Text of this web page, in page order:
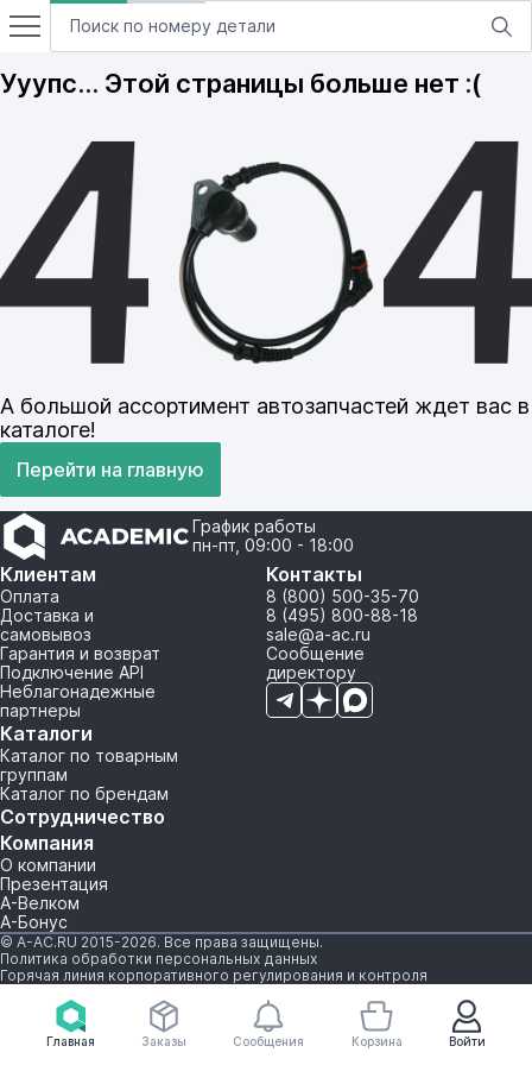
Главная Войти
Заказы Сообщения Корзина
Ууупс… Этой страницы больше нет :(
А большой ассортимент автозапчастей ждет вас в
каталоге!
Перейти на главную
График работы
пн-пт, 09:00 - 18:00
Клиентам
Оплата
Доставка и
самовывоз
Гарантия и возврат
Подключение API
Неблагонадежные
партнеры
Каталоги
Каталог по товарным
группам
Каталог по брендам
Сотрудничество
Компания
О компании
Презентация
А-Велком
А-Бонус
Контакты
8 (800) 500-35-70
8 (495) 800-88-18
sale@a-ac.ru
Сообщение
директору
© A-AC.RU 2015-2026. Все права защищены.
Политика обработки персональных данных
Горячая линия корпоративного регулирования и контроля